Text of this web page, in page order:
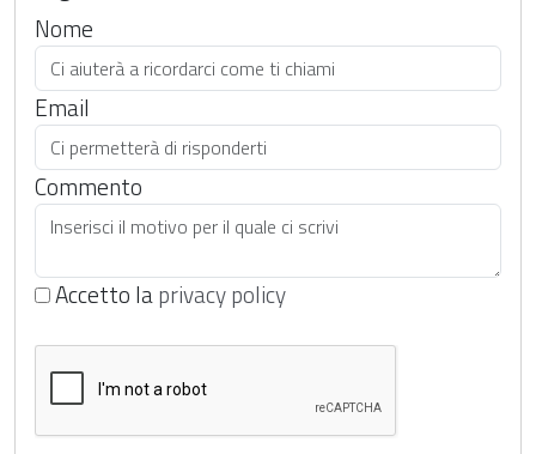
Nome
Email
Commento
Accetto laprivacy policy